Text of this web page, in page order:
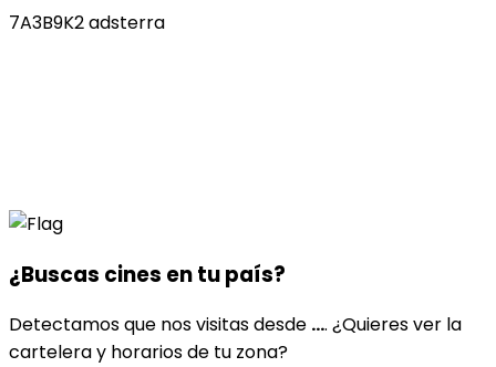
7A3B9K2 adsterra
¿Buscas cines entu país?
Detectamos que nos visitas desde .... ¿Quieres ver la
cartelera y horarios de tu zona?